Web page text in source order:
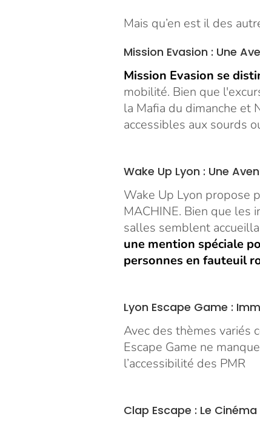
Mais qu’en est il des
Mission Evasion : Une
Mission Evasion se
mobilité. Bien que
la Mafia du dimanche et
accessibles aux sourds
Wake Up Lyon : Une
Wake Up Lyon propose
MACHINE. Bien que les
salles semblent
une mention spéciale
personnes en fauteuil
Lyon Escape Game :
Avec des thèmes variés
Escape Game ne
l’accessibilité des PMR
Clap Escape : Le